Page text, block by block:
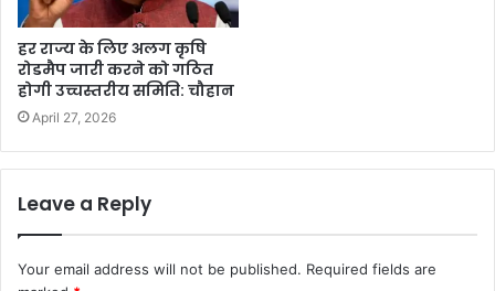
हर राज्य के लिए अलग कृषि
रोडमैप जारी करने को गठित
होगी उच्चस्तरीय समिति: चौहान
April 27, 2026
Leave a Reply
Your email address will not be published. Required fields are